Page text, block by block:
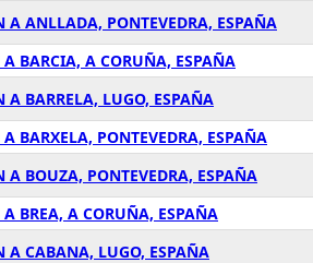
A ANLLADA, PONTEVEDRA, ESPAÑA
BARCIA, A CORUÑA, ESPAÑA
A BARRELA, LUGO, ESPAÑA
BARXELA, PONTEVEDRA, ESPAÑA
BOUZA, PONTEVEDRA, ESPAÑA
BREA, A CORUÑA, ESPAÑA
A CABANA, LUGO, ESPAÑA